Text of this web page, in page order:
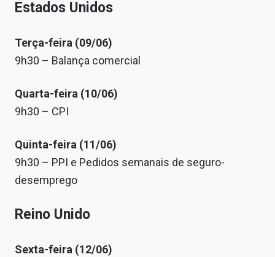
Estados Unidos
Terça-feira (09/06)
9h30 – Balança comercial
Quarta-feira (10/06)
9h30 – CPI
Quinta-feira (11/06)
9h30 – PPI e Pedidos semanais de seguro-
desemprego
Reino Unido
Sexta-feira (12/06)